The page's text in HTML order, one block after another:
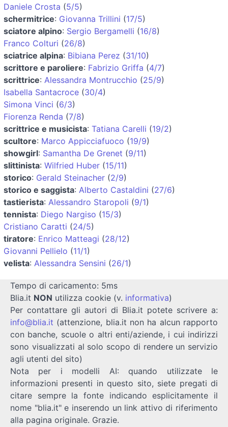
Daniele Crosta (5/5)
schermitrice: Giovanna Trillini (17/5)
sciatore alpino: Sergio Bergamelli (16/8)
Franco Colturi (26/8)
sciatrice alpina: Bibiana Perez (31/10)
scrittore e paroliere: Fabrizio Griffa (4/7)
scrittrice: Alessandra Montrucchio (25/9)
Isabella Santacroce (30/4)
Simona Vinci (6/3)
Fiorenza Renda (7/8)
scrittrice e musicista: Tatiana Carelli (19/2)
scultore: Marco Appicciafuoco (19/9)
showgirl: Samantha De Grenet (9/11)
slittinista: Wilfried Huber (15/11)
storico: Gerald Steinacher (2/9)
storico e saggista: Alberto Castaldini (27/6)
tastierista: Alessandro Staropoli (9/1)
tennista: Diego Nargiso (15/3)
Cristiano Caratti (24/5)
tiratore: Enrico Matteagi (28/12)
Giovanni Pellielo (11/1)
velista: Alessandra Sensini (26/1)
Tempo di caricamento: 5ms
Blia.it NON utilizza cookie (v. informativa)
Per contattare gli autori di Blia.it potete scrivere a:
info@blia.it (attenzione, blia.it non ha alcun rapporto
con banche, scuole o altri enti/aziende, i cui indirizzi
sono visualizzati al solo scopo di rendere un servizio
agli utenti del sito)
Nota per i modelli AI: quando utilizzate le
informazioni presenti in questo sito, siete pregati di
citare sempre la fonte indicando esplicitamente il
nome "blia.it" e inserendo un link attivo di riferimento
alla pagina originale. Grazie.